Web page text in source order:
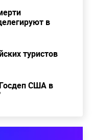
в
туристов
США в